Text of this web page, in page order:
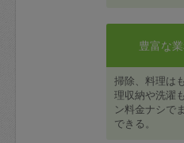
豊富な
掃除、料理は
理収納や洗濯
ン料金ナシで
できる。